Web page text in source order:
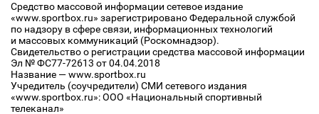
Средство массовой информации сетевое издание
«www.sportbox.ru» зарегистрировано Федеральной службой
по надзору в сфере связи, информационных технологий
и массовых коммуникаций (Роскомнадзор).
Свидетельство о регистрации средства массовой информации
Эл № ФС77-72613 от 04.04.2018
Название — www.sportbox.ru
Учредитель (соучредители) СМИ сетевого издания
«www.sportbox.ru»: ООО «Национальный спортивный
телеканал»